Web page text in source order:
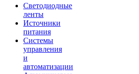
Светодиодные
ленты
Источники
питания
Системы
управления
и
автоматизации